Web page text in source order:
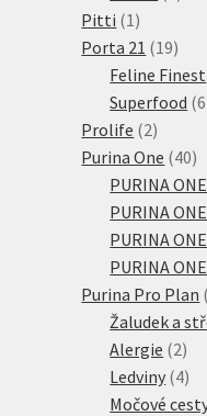
Pitti 1 1
produkt
Porta 21 1919
Feline Finest
Superfood 6
Prolife 22
Purina One 4040
PURINA
PURINA
PURINA
PURINA
Purina Pro Plan
Žaludek a
Alergie 22
Ledviny 44
Močové